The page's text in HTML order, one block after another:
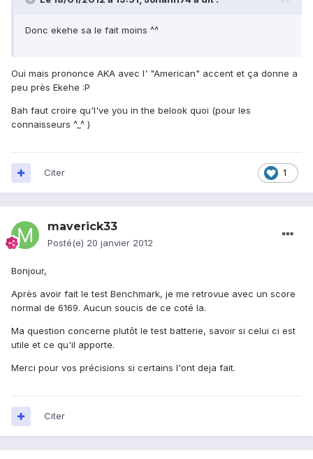
Donc ekehe sa le fait moins ^^
Oui mais prononce AKA avec l' "American" accent et ça donne a
peu près Ekehe :P
Bah faut croire qu'I've you in the belook quoi (pour les
connaisseurs ^_^ )
1
Citer
maverick33
Posté(e) 20 janvier 2012
Bonjour,
Après avoir fait le test Benchmark, je me retrovue avec un score
normal de 6169. Aucun soucis de ce coté la.
Ma question concerne plutôt le test batterie, savoir si celui ci est
utile et ce qu'il apporte.
Merci pour vos précisions si certains l'ont deja fait.
Citer